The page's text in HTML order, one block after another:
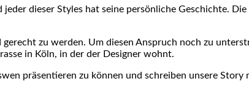
dieser Styles hat seine persönliche Geschichte.
zu werden. Um diesen Anspruch noch zu
in Köln, in der der Designer wohnt.
präsentieren zu können und schreiben unsere Story